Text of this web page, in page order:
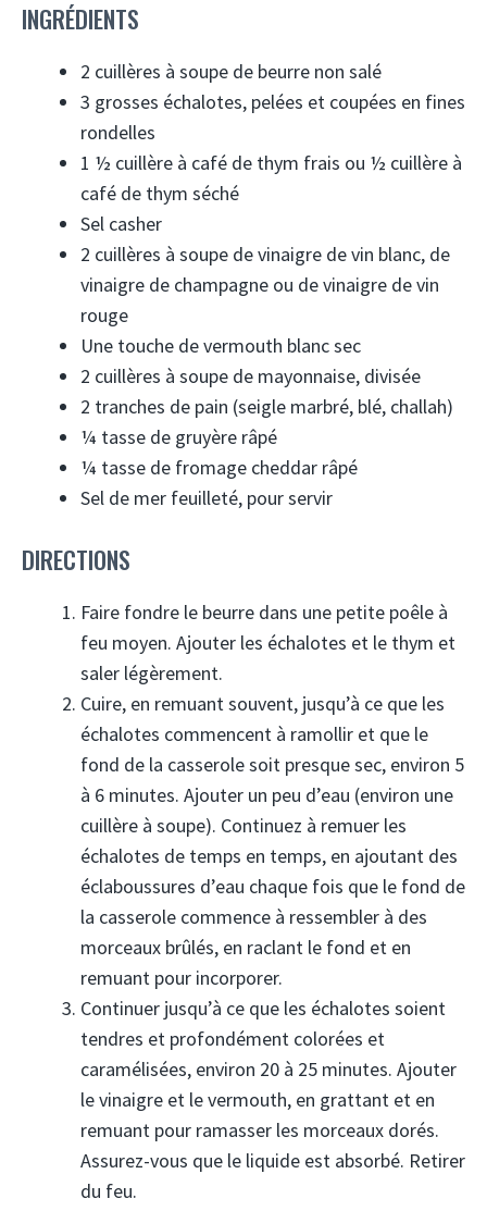
INGRÉDIENTS
2 cuillères à soupe de beurre non salé
3 grosses échalotes, pelées et coupées en fines
rondelles
1 ½ cuillère à café de thym frais ou ½ cuillère à
café de thym séché
Sel casher
2 cuillères à soupe de vinaigre de vin blanc, de
vinaigre de champagne ou de vinaigre de vin
rouge
Une touche de vermouth blanc sec
2 cuillères à soupe de mayonnaise, divisée
2 tranches de pain (seigle marbré, blé, challah)
¼ tasse de gruyère râpé
¼ tasse de fromage cheddar râpé
Sel de mer feuilleté, pour servir
DIRECTIONS
Faire fondre le beurre dans une petite poêle à
feu moyen. Ajouter les échalotes et le thym et
saler légèrement.
Cuire, en remuant souvent, jusqu’à ce que les
échalotes commencent à ramollir et que le
fond de la casserole soit presque sec, environ 5
à 6 minutes. Ajouter un peu d’eau (environ une
cuillère à soupe). Continuez à remuer les
échalotes de temps en temps, en ajoutant des
éclaboussures d’eau chaque fois que le fond de
la casserole commence à ressembler à des
morceaux brûlés, en raclant le fond et en
remuant pour incorporer.
Continuer jusqu’à ce que les échalotes soient
tendres et profondément colorées et
caramélisées, environ 20 à 25 minutes. Ajouter
le vinaigre et le vermouth, en grattant et en
remuant pour ramasser les morceaux dorés.
Assurez-vous que le liquide est absorbé. Retirer
du feu.